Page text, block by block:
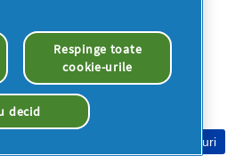
Consimțământ Cookie-uri
Respinge toate
cookie-urile
decid